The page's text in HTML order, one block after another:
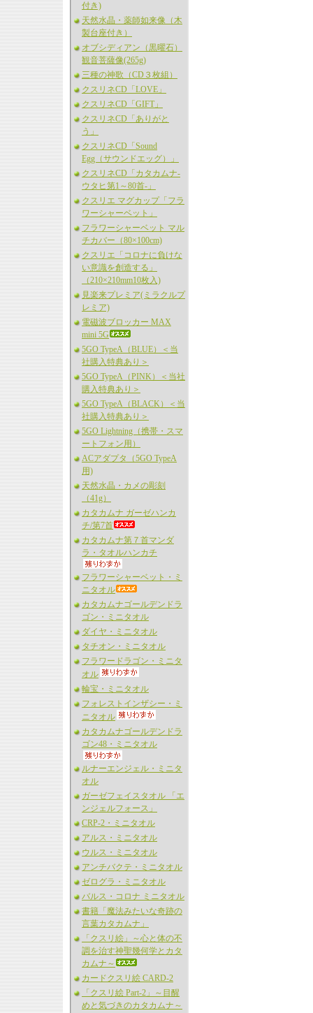
付き)
天然水晶・薬師如来像（木
製台座付き）
オブシディアン（黒曜石）
観音菩薩像(265g)
三種の神歌（CD３枚組）
クスリネCD「LOVE」
クスリネCD「GIFT」
クスリネCD「ありがと
う」
クスリネCD「Sound
Egg（サウンドエッグ）」
クスリネCD「カタカムナ-
ウタヒ第1～80首-」
クスリエ マグカップ「フラ
ワーシャーベット」
フラワーシャーベット マル
チカバー（80×100cm)
クスリエ「コロナに負けな
い意識を創造する」
（210×210mm10枚入)
見楽来プレミア(ミラクルプ
レミア)
電磁波ブロッカー MAX
mini 5G
5GO TypeA（BLUE）＜当
社購入特典あり＞
5GO TypeA（PINK）＜当社
購入特典あり＞
5GO TypeA（BLACK）＜当
社購入特典あり＞
5GO Lightning（携帯・スマ
ートフォン用）
ACアダプタ（5GO TypeA
用)
天然水晶・カメの彫刻
（41g）
カタカムナ ガーゼハンカ
チ/第7首
カタカムナ第７首マンダ
ラ・タオルハンカチ
フラワーシャーベット・ミ
ニタオル
カタカムナゴールデンドラ
ゴン・ミニタオル
ダイヤ・ミニタオル
タチオン・ミニタオル
フラワードラゴン・ミニタ
オル
輪宝・ミニタオル
フォレストインザシー・ミ
ニタオル
カタカムナゴールデンドラ
ゴン48・ミニタオル
ルナーエンジェル・ミニタ
オル
ガーゼフェイスタオル 「エ
ンジェルフォース」
CRP-2・ミニタオル
アルス・ミニタオル
ウルス・ミニタオル
アンチバクテ・ミニタオル
ゼログラ・ミニタオル
バルス・コロナ ミニタオル
書籍「魔法みたいな奇跡の
言葉カタカムナ」
「クスリ絵」～心と体の不
調を治す神聖幾何学とカタ
カムナ～
カードクスリ絵 CARD-2
「クスリ絵 Part-2」～目醒
めと気づきのカタカムナ～